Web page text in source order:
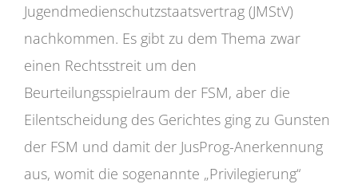
Jugendmedienschutzstaatsvertrag (JMStV)
nachkommen. Es gibt zu dem Thema zwar
einen Rechtsstreit um den
Beurteilungsspielraum der FSM, aber die
Eilentscheidung des Gerichtes ging zu Gunsten
der FSM und damit der JusProg-Anerkennung
aus, womit die sogenannte „Privilegierung“